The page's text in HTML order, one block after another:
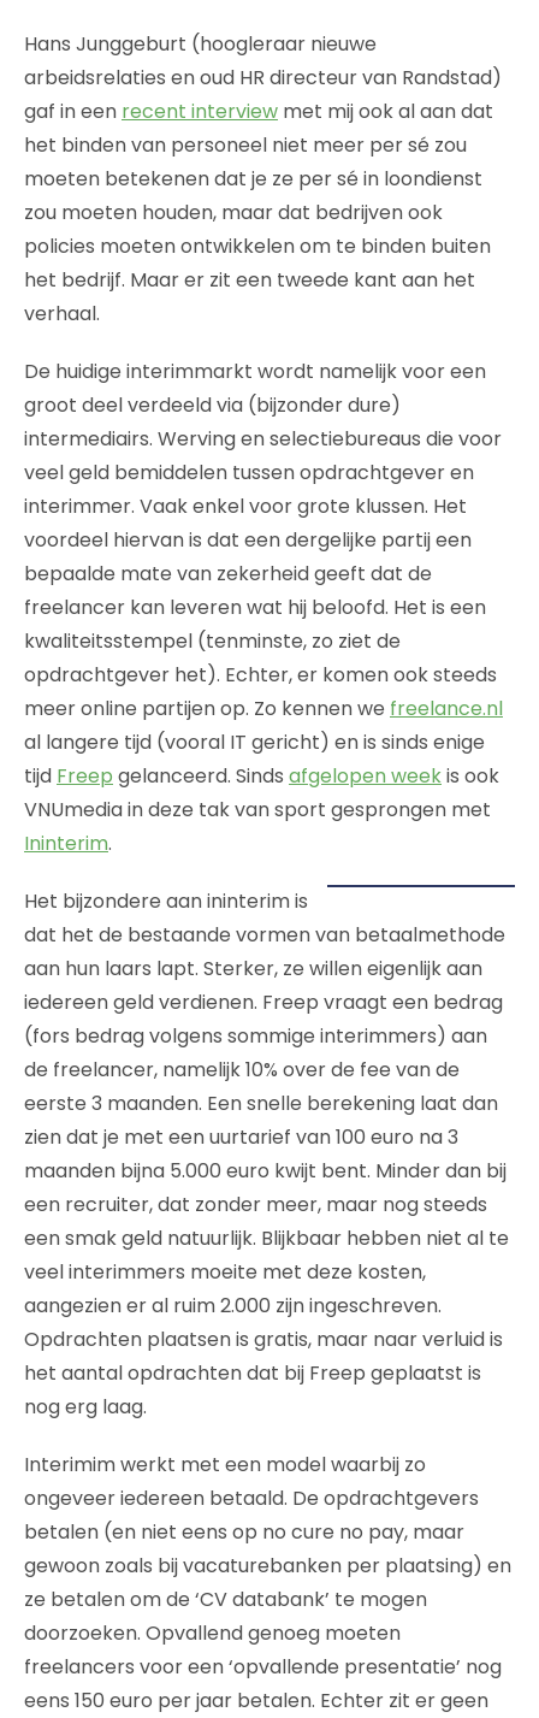
Hans Junggeburt (hoogleraar nieuwe
arbeidsrelaties en oud HR directeur van Randstad)
gaf in een recent interview met mij ook al aan dat
het binden van personeel niet meer per sé zou
moeten betekenen dat je ze per sé in loondienst
zou moeten houden, maar dat bedrijven ook
policies moeten ontwikkelen om te binden buiten
het bedrijf. Maar er zit een tweede kant aan het
verhaal.
De huidige interimmarkt wordt namelijk voor een
groot deel verdeeld via (bijzonder dure)
intermediairs. Werving en selectiebureaus die voor
veel geld bemiddelen tussen opdrachtgever en
interimmer. Vaak enkel voor grote klussen. Het
voordeel hiervan is dat een dergelijke partij een
bepaalde mate van zekerheid geeft dat de
freelancer kan leveren wat hij beloofd. Het is een
kwaliteitsstempel (tenminste, zo ziet de
opdrachtgever het). Echter, er komen ook steeds
meer online partijen op. Zo kennen we freelance.nl
al langere tijd (vooral IT gericht) en is sinds enige
tijd Freep gelanceerd. Sinds afgelopen weekis ook
VNUmedia in deze tak van sport gesprongen met
Ininterim.
Het bijzondere aan ininterim is
dat het de bestaande vormen van betaalmethode
aan hun laars lapt. Sterker, ze willen eigenlijk aan
iedereen geld verdienen. Freep vraagt een bedrag
(fors bedrag volgens sommige interimmers) aan
de freelancer, namelijk 10% over de fee van de
eerste 3 maanden. Een snelle berekening laat dan
zien dat je met een uurtarief van 100 euro na 3
maanden bijna 5.000 euro kwijt bent. Minder dan bij
een recruiter, dat zonder meer, maar nog steeds
een smak geld natuurlijk. Blijkbaar hebben niet al te
veel interimmers moeite met deze kosten,
aangezien er al ruim 2.000 zijn ingeschreven.
Opdrachten plaatsen is gratis, maar naar verluid is
het aantal opdrachten dat bij Freep geplaatst is
nog erg laag.
Interimim werkt met een model waarbij zo
ongeveer iedereen betaald. De opdrachtgevers
betalen (en niet eens op no cure no pay, maar
gewoon zoals bij vacaturebanken per plaatsing) en
ze betalen om de ‘CV databank’ te mogen
doorzoeken. Opvallend genoeg moeten
freelancers voor een ‘opvallende presentatie’ nog
eens 150 euro per jaar betalen. Echter zit er geen